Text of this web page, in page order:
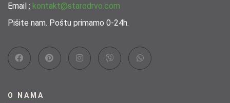
Email : kontakt@starodrvo.com
Pišite nam. Poštu primamo 0-24h.
O NAMA